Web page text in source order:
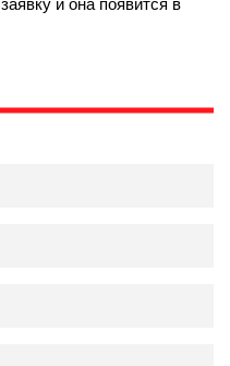
и она появится в